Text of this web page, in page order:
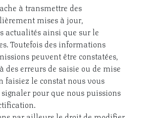
à transmettre des
mises à jour,
actualités ainsi que sur le
Toutefois des informations
peuvent être constatées,
des erreurs de saisie ou de mise
faisiez le constat nous vous
pour que nous puissions